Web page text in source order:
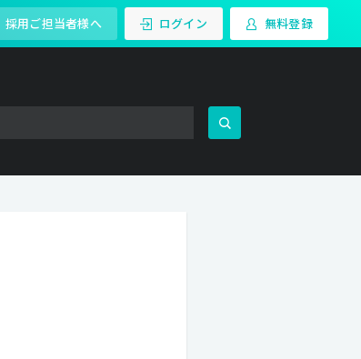
採用ご担当者様へ ログイン 無料登録